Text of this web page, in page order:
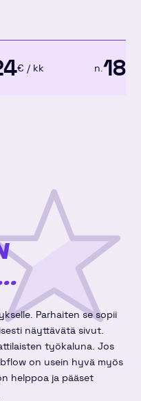
€ / kk n.18€ /
Parhaiten se sopii
näyttävätä sivut.
työkaluna. Jos
on usein hyvä myös
helppoa ja pääset